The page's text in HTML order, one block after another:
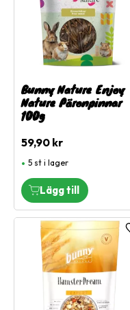
Bunny Nature Enjoy
Nature Päronpinnar
100g
59,90 kr
5 st i lager